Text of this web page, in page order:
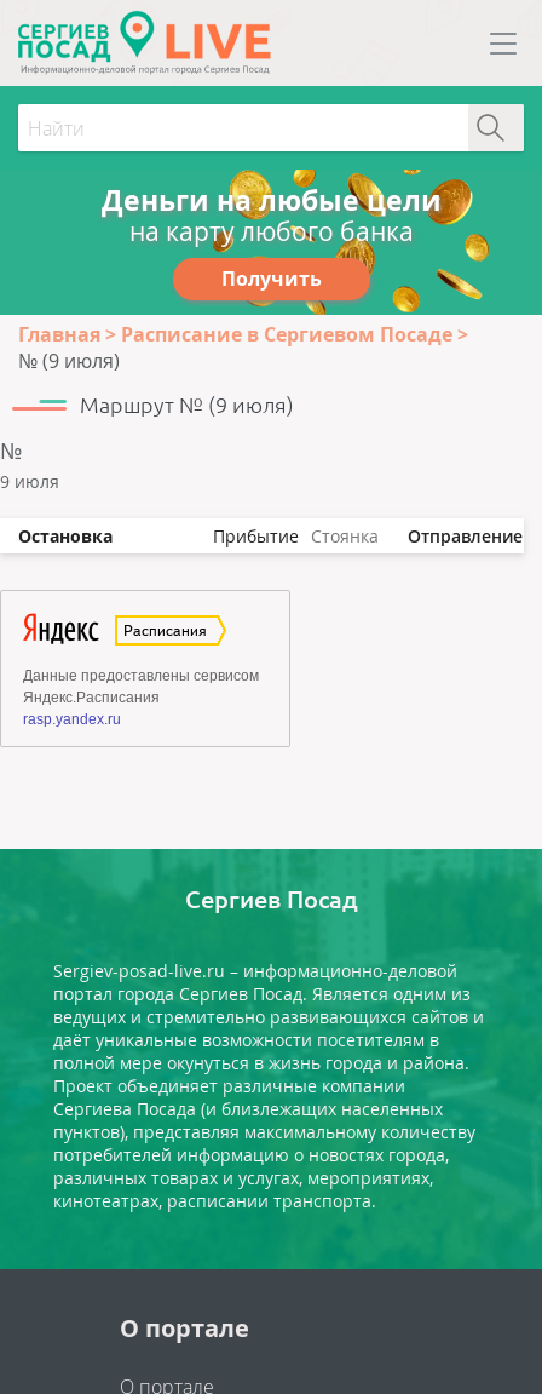
Деньги на любые цели
на карту любого банка
Получить
Главная
Расписание в Сергиевом Посаде
№ (9 июля)
Маршрут № (9 июля)
№
9 июля
Остановка Прибытие Стоянка Отправление
Сергиев Посад
Sergiev-posad-live.ru – информационно-деловой
портал города Сергиев Посад. Является одним из
ведущих и стремительно развивающихся сайтов и
даёт уникальные возможности посетителям в
полной мере окунуться в жизнь города и района.
Проект объединяет различные компании
Сергиева Посада (и близлежащих населенных
пунктов), представляя максимальному количеству
потребителей информацию о новостях города,
различных товарах и услугах, мероприятиях,
кинотеатрах, расписании транспорта.
О портале
О портале